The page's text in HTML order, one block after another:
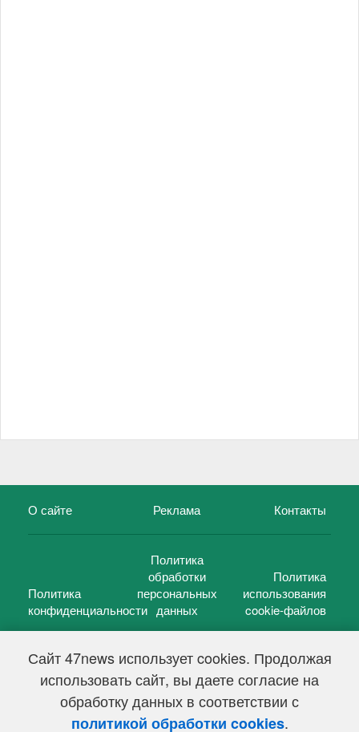
Сайт 47news использует cookies. Продолжая
использовать сайт, вы даете согласие на
обработку данных в соответствии с
политикой обработки cookies.
О сайте Реклама Контакты
Политика
конфиденциальности
Политика
обработки
персональных
данных
Политика
использования
cookie-файлов
47 новостей (47 news)2005 — 2026 г.
Свидетельство о регистрации СМИ Эл № ФС 77-39848, выдано
Федеральной службой по надзору в сфере связи,